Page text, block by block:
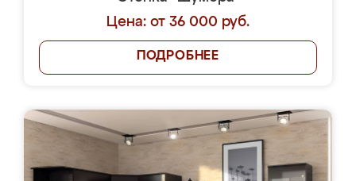
Цена: от 36 000 руб.
ПОДРОБНЕЕ